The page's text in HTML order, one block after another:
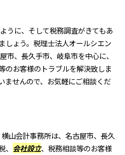
うに、そして税務調査がきてもあ
しょう。税理士法人オールシエン
市、長久手市、岐阜市を中心に、
のお客様のトラブルを解決致しま
ませんので、お気軽にご相談くだ
山会計事務所は、名古屋市、長久
会社設立、税務相談等のお客様